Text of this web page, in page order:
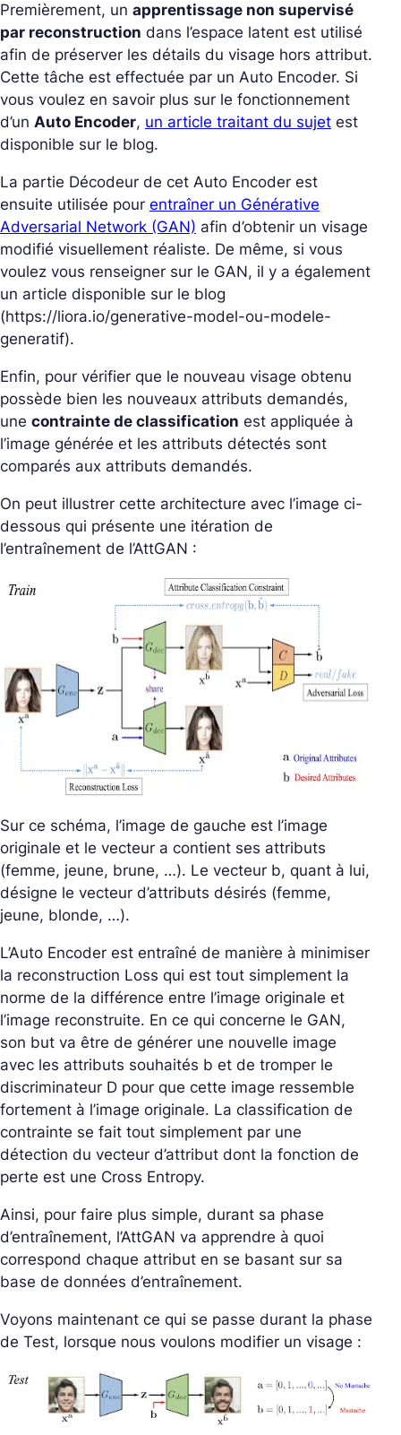
Premièrement, un apprentissage non supervisé
par reconstruction dans l’espace latent est utilisé
afin de préserver les détails du visage hors attribut.
Cette tâche est effectuée par un Auto Encoder. Si
vous voulez en savoir plus sur le fonctionnement
d’un Auto Encoder, un article traitant du sujet est
disponible sur le blog.
La partie Décodeur de cet Auto Encoder est
ensuite utilisée pour entraîner un Générative
Adversarial Network (GAN) afin d’obtenir un visage
modifié visuellement réaliste. De même, si vous
voulez vous renseigner sur le GAN, il y a également
un article disponible sur le blog
(https://liora.io/generative-model-ou-modele-
generatif).
Enfin, pour vérifier que le nouveau visage obtenu
possède bien les nouveaux attributs demandés,
une contrainte de classification est appliquée à
l’image générée et les attributs détectés sont
comparés aux attributs demandés.
On peut illustrer cette architecture avec l’image ci-
dessous qui présente une itération de
l’entraînement de l’AttGAN :
Sur ce schéma, l’image de gauche est l’image
originale et le vecteur a contient ses attributs
(femme, jeune, brune, …). Le vecteur b, quant à lui,
désigne le vecteur d’attributs désirés (femme,
jeune, blonde, …).
L’Auto Encoder est entraîné de manière à minimiser
la reconstruction Loss qui est tout simplement la
norme de la différence entre l’image originale et
l’image reconstruite. En ce qui concerne le GAN,
son but va être de générer une nouvelle image
avec les attributs souhaités b et de tromper le
discriminateur D pour que cette image ressemble
fortement à l’image originale. La classification de
contrainte se fait tout simplement par une
détection du vecteur d’attribut dont la fonction de
perte est une Cross Entropy.
Ainsi, pour faire plus simple, durant sa phase
d’entraînement, l’AttGAN va apprendre à quoi
correspond chaque attribut en se basant sur sa
base de données d’entraînement.
Voyons maintenant ce qui se passe durant la phase
de Test, lorsque nous voulons modifier un visage :